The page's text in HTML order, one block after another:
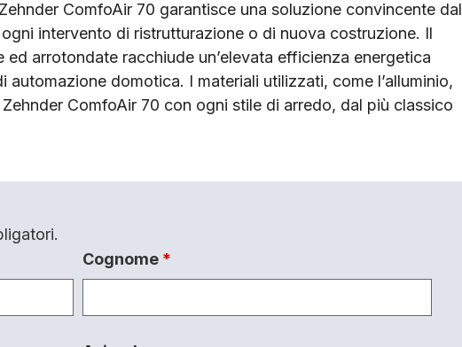
ComfoAir 70 garantisce una soluzione convincente dal
intervento di ristrutturazione o di nuova costruzione. Il
arrotondate racchiude un’elevata efficienza energetica
automazione domotica. I materiali utilizzati, come l’alluminio,
ComfoAir 70 con ogni stile di arredo, dal più classico
Cognome *